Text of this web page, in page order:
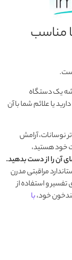
مناسب
یک دستگاه
یا علائم شما با آن
نوسانات، آرامش
خود هستید،
مراقبتی مدرن
و استفاده از
خود،با